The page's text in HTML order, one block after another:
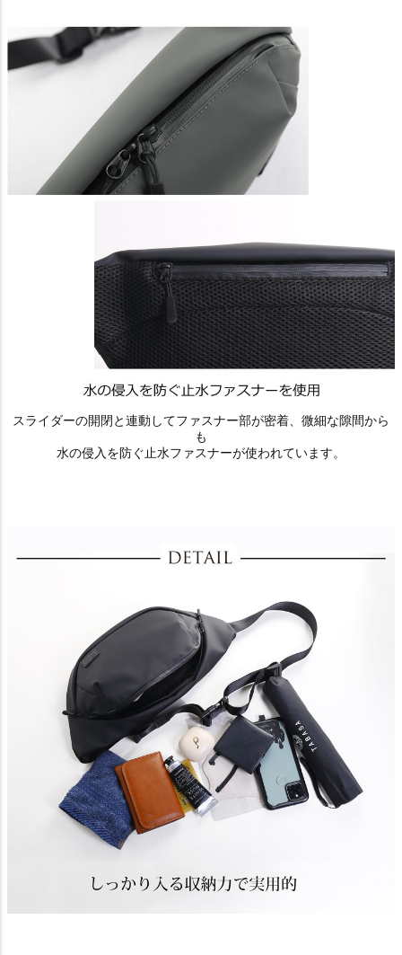
スライダーの開閉と連動してファスナー部が密着、微細な隙間から
も
水の侵入を防ぐ止水ファスナーが使われています。